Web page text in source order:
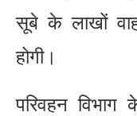
सूबे के लाखों
होगी।
परिवहन